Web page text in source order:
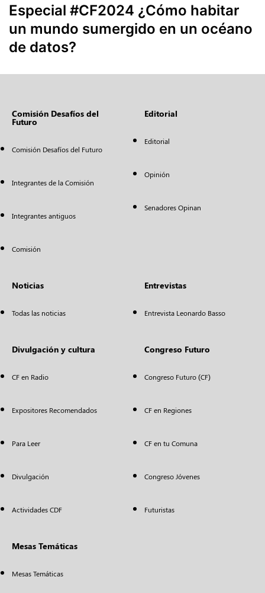
Especial #CF2024 ¿Cómo habitar
un mundo sumergido en un océano
de datos?
Comisión Desafíos del
Futuro
Comisión Desafíos del Futuro
Integrantes de la Comisión
Integrantes antiguos
Comisión
Editorial
Editorial
Opinión
Senadores Opinan
Noticias
Todas las noticias
Entrevistas
Entrevista Leonardo Basso
Divulgación y cultura
CF en Radio
Expositores Recomendados
Para Leer
Divulgación
Actividades CDF
Congreso Futuro
Congreso Futuro (CF)
CF en Regiones
CF en tu Comuna
Congreso Jóvenes
Futuristas
Mesas Temáticas
Mesas Temáticas